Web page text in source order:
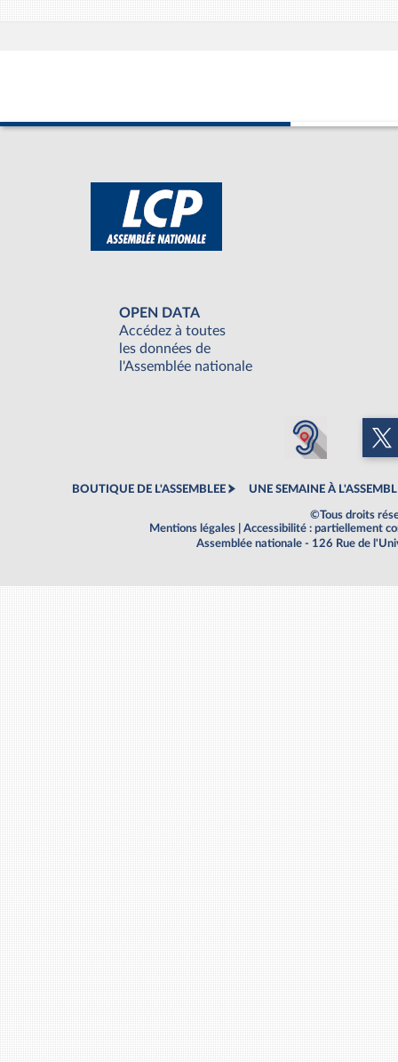
OPEN DATA
Accédez à toutes
les données de
l'Assemblée nationale
BOUTIQUE DE L'ASSEMBLEE UNE SEMAINE À
©Tous droits
Mentions légales
Accessibilité : partiellement
Assemblée nationale - 126 Rue de